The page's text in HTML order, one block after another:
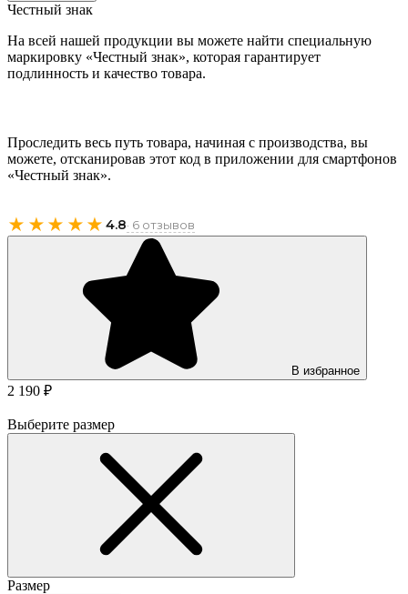
Честный знак
На всей нашей продукции вы можете найти специальную
маркировку «Честный знак», которая гарантирует
подлинность и качество товара.
Проследить весь путь товара, начиная с производства, вы
можете, отсканировав этот код в приложении для смартфонов
«Честный знак».
★★★★★ 4.8· 6 отзывов
В избранное
2 190 ₽
Выберите размер
Размер